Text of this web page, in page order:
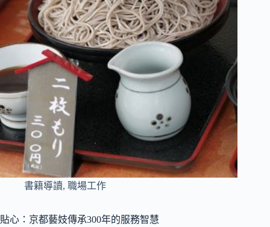
書籍導讀, 職場工作
貼心：京都藝妓傳承300年的服務智慧